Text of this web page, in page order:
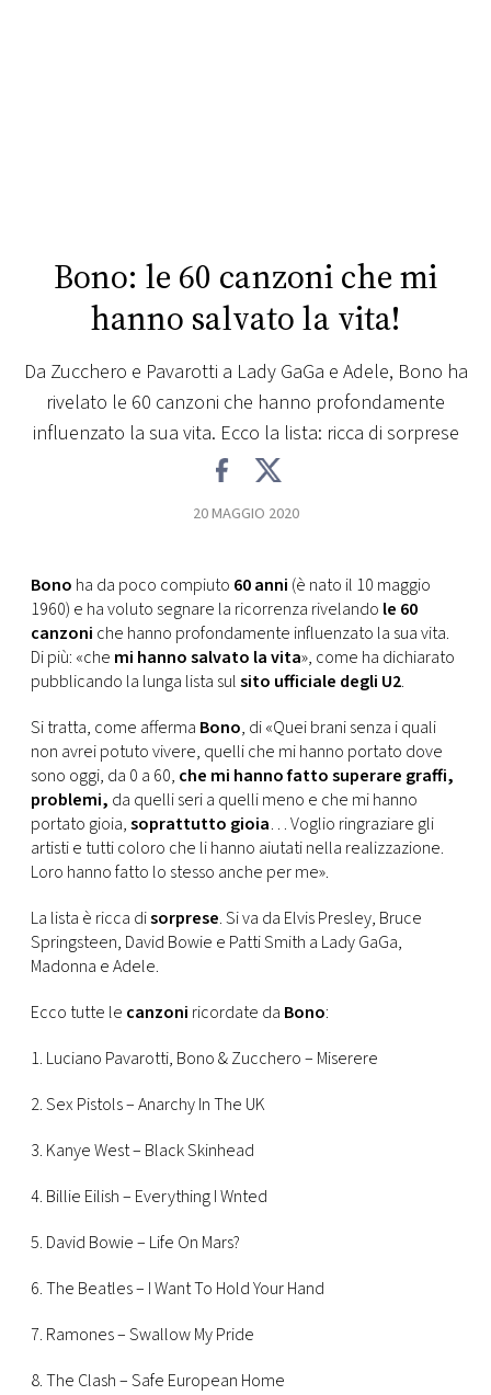
PRINCIPATO
MONACO
Bono: le 60 canzoni che mi
hanno salvato la vita!
Da Zucchero e Pavarotti a Lady GaGa e Adele, Bono ha
rivelato le 60 canzoni che hanno profondamente
influenzato la sua vita. Ecco la lista: ricca di sorprese
20 MAGGIO 2020
Bono ha da poco compiuto 60 anni (è nato il 10 maggio
1960) e ha voluto segnare la ricorrenza rivelando le 60
canzoni che hanno profondamente influenzato la sua vita.
Di più: «che mi hanno salvato la vita», come ha dichiarato
pubblicando la lunga lista sulsito ufficiale degli U2.
Si tratta, come afferma Bono, di «Quei brani senza i quali
non avrei potuto vivere, quelli che mi hanno portato dove
sono oggi, da 0 a 60, che mi hanno fatto superare graffi,
problemi, da quelli seri a quelli meno e che mi hanno
portato gioia,soprattutto gioia… Voglio ringraziare gli
artisti e tutti coloro che li hanno aiutati nella realizzazione.
Loro hanno fatto lo stesso anche per me».
La lista è ricca disorprese. Si va da Elvis Presley, Bruce
Springsteen, David Bowie e Patti Smith a Lady GaGa,
Madonna e Adele.
Ecco tutte le canzoni ricordate da Bono:
1. Luciano Pavarotti, Bono & Zucchero – Miserere
2. Sex Pistols – Anarchy In The UK
3. Kanye West – Black Skinhead
4. Billie Eilish – Everything I Wnted
5. David Bowie – Life On Mars?
6. The Beatles – I Want To Hold Your Hand
7. Ramones – Swallow My Pride
8. The Clash – Safe European Home